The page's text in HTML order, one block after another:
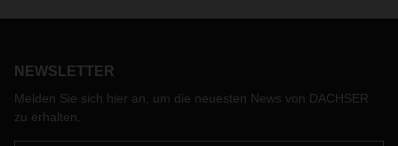
ernannt, um das DACHSER-Managementteam in der
NEWSLETTER
Melden Sie sich hier an, um die neuesten News von DACHSER
zu erhalten.